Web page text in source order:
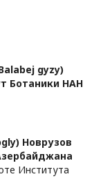
gyzy)
Ботаники НАН
Новрузов
Института